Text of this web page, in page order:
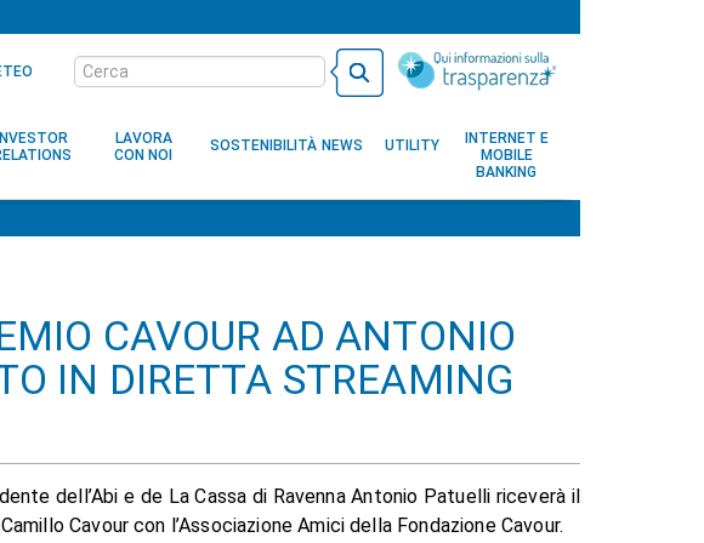
Cerca
nel
sito
INVESTOR
LAVORA
CON NOI
SOSTENIBILITÀ NEWS UTILITY
INTERNET E
MOBILE
BANKING
CAVOUR AD ANTONIO
IN DIRETTA STREAMING
dell’Abi e de La Cassa di Ravenna Antonio Patuelli riceverà il
Cavour con l’Associazione Amici della Fondazione Cavour.